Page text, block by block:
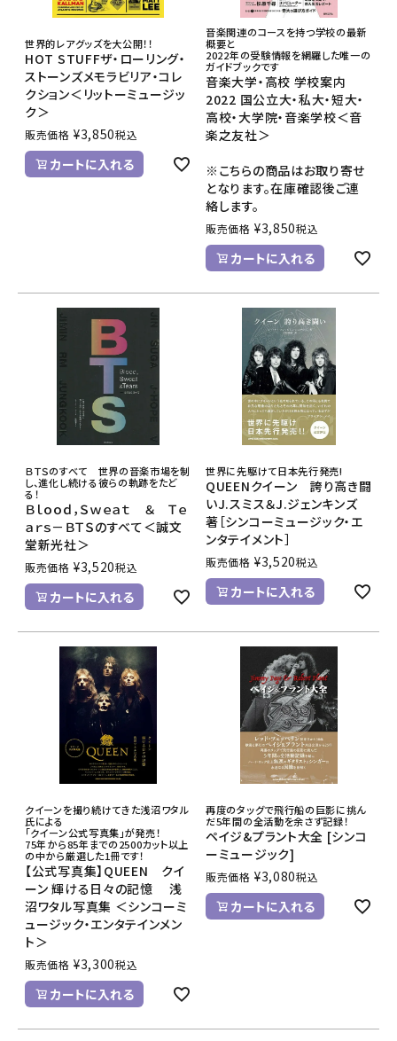
世界的レアグッズを大公開！！
HOT STUFFザ・ローリング・
ストーンズメモラビリア・コレ
クション＜リットーミュージッ
ク＞
販売価格 ¥3,850税込
カートに入れる
音楽関連のコースを持つ学校の最新
概要と
2022年の受験情報を網羅した唯一の
ガイドブックです
音楽大学・高校 学校案内
2022 国公立大・私大・短大・
高校・大学院・音楽学校＜音
楽之友社＞
※こちらの商品はお取り寄せ
となります。在庫確認後ご連
絡します。
販売価格 ¥3,850税込
カートに入れる
ＢＴＳのすべて 世界の音楽市場を制
し、進化し続ける彼らの軌跡をたど
る！
Ｂｌｏｏｄ，Ｓｗｅａｔ ＆ Ｔｅ
ａｒｓ－ＢＴＳのすべて＜誠文
堂新光社＞
販売価格 ¥3,520税込
カートに入れる
世界に先駆けて日本先行発売!
QUEENクイーン 誇り高き闘
いJ.スミス＆J.ジェンキンズ
著［シンコーミュージック・エ
ンタテイメント］
販売価格 ¥3,520税込
カートに入れる
クイーンを撮り続けてきた浅沼ワタル
氏による
「クイーン公式写真集」が発売！
75年から85年までの2500カット以上
の中から厳選した1冊です！
【公式写真集】QUEEN クイ
ーン 輝ける日々の記憶 浅
沼ワタル写真集 ＜シンコーミ
ュージック・エンタテインメン
ト＞
販売価格 ¥3,300税込
カートに入れる
再度のタッグで飛行船の巨影に挑ん
だ5年間の全活動を余さず記録！
ペイジ&プラント大全 [シンコ
ーミュージック]
販売価格 ¥3,080税込
カートに入れる